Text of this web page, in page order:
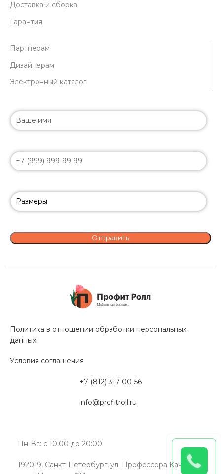
Доставка и сборка
Гарантия
Партнерам
Дизайнерам
Электронный каталог
Политика в отношении обработки персональных
данных
Условия соглашения
+7 (812) 317-00-56
info@profitroll.ru
Пн-Вс: с 10:00 до 20:00
192019, Санкт-Петербург, ул. Профессора Качалова,